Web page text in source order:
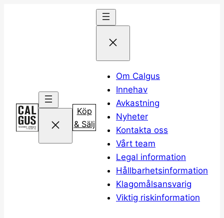
Köp
& Sälj
Om Calgus
Innehav
Avkastning
Nyheter
Kontakta oss
Vårt team
Legal information
Hållbarhetsinformation
Klagomålsansvarig
Viktig riskinformation